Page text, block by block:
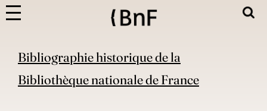
Bibliographie historique de la
Bibliothèque nationale de France